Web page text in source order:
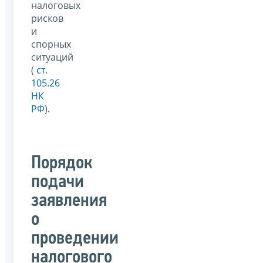
налоговых
рисков
и
спорных
ситуаций
( ст.
105.26
НК
РФ).
Порядок
подачи
заявления
о
проведении
налогового